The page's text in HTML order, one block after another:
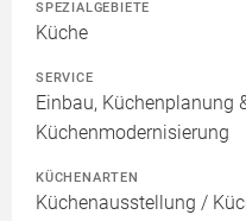
SPEZIALGEBIETE
Küche
SERVICE
Einbau, Küchenplanung
Küchenmodernisierung
KÜCHENARTEN
Küchenausstellung /